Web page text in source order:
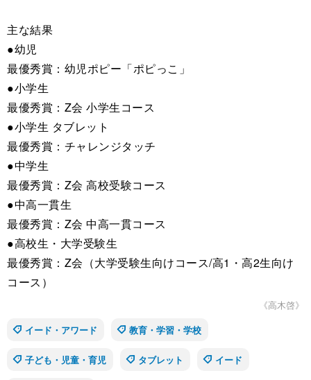
主な結果
●幼児
最優秀賞：幼児ポピー「ポピっこ」
●小学生
最優秀賞：Z会 小学生コース
●小学生 タブレット
最優秀賞：チャレンジタッチ
●中学生
最優秀賞：Z会 高校受験コース
●中高一貫生
最優秀賞：Z会 中高一貫コース
●高校生・大学受験生
最優秀賞：Z会（大学受験生向けコース/高1・高2生向け
コース）
《高木啓》
イード・アワード
教育・学習・学校
子ども・児童・育児 タブレット イード